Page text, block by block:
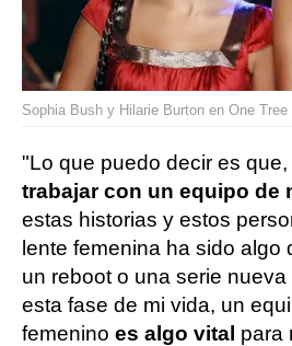
Sophia Bush y Hilarie Burton en One
"Lo que puedo decir es
trabajar con un equipo de
estas historias y estos
lente femenina ha sido algo
un reboot o una serie
esta fase de mi vida, un
femenino es algo vital para